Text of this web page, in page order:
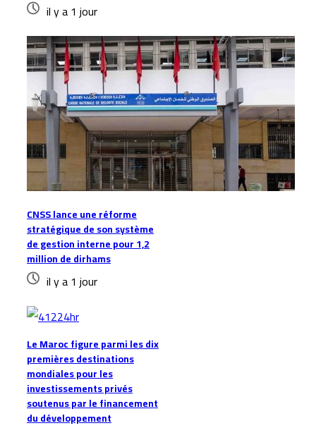
il y a 1 jour
CNSS lance une réforme
stratégique de son système
de gestion interne pour 1,2
million de dirhams
il y a 1 jour
Le Maroc figure parmi les dix
premières destinations
mondiales pour les
investissements privés
soutenus par le financement
du développement